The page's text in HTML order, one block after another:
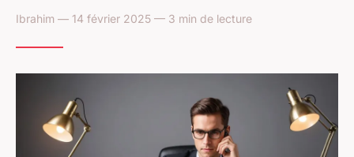
Ibrahim — 14 février 2025 — 3 min de lecture